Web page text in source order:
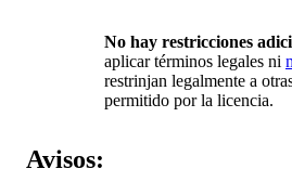
No hay restricciones
aplicar términos legales ni
restrinjan legalmente a
permitido por la licencia.
Avisos: